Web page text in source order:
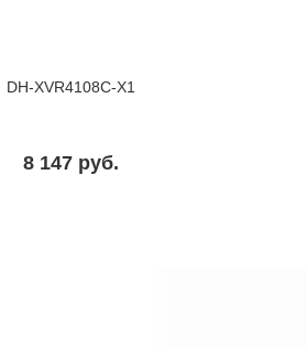
DH-XVR4108C-X1
8 147 pуб.